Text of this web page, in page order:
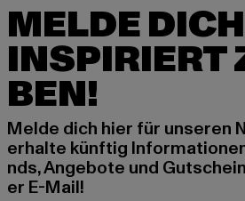
MELDE
INSPIRIERT
BEN!
Melde dich hier für unseren
erhalte künftig
nds, Angebote und
er E-Mail!